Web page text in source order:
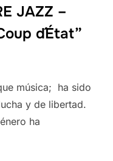
JAZZ –
d´État”
música; ha sido
y de libertad.
ha